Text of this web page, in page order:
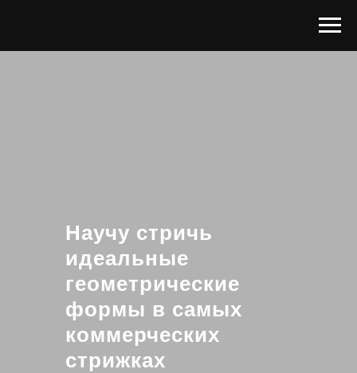
Научу стричь
идеальные
геометрические
формы в самых
коммерческих
стрижках